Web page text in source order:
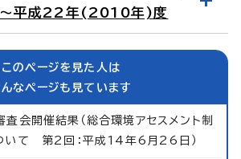
平成22年(2010年)度
このページを見た人は
んなページも見ています
会開催結果（総合環境アセスメント制
いて 第2回：平成14年6月26日）